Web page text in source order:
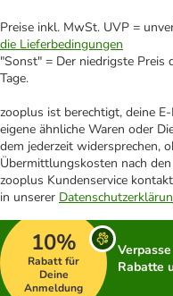
Preise inkl. MwSt. UVP =
die Lieferbedingungen
"Sonst" = Der niedrigste
Tage.
zooplus ist berechtigt, deine
eigene ähnliche Waren oder
dem jederzeit widersprechen,
Übermittlungskosten nach
zooplus Kundenservice
in unserer
10%
Rabatt für
Deine
Anmeldung
Rabatte